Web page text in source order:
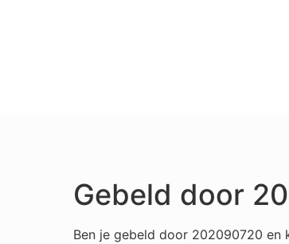
Gebeld door
Ben je gebeld door 202090720